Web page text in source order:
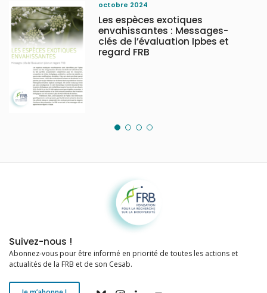
octobre 2024
Les espèces exotiques
envahissantes : Messages-
clés de l’évaluation Ipbes et
regard FRB
Fondation pour la recherche sur la biodiversité
Suivez-nous !
Abonnez-vous pour être informé en priorité de toutes les actions et
actualités de la FRB et de son Cesab.